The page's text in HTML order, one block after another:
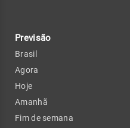
Previsão
Brasil
Agora
Hoje
Amanhã
Fim de semana